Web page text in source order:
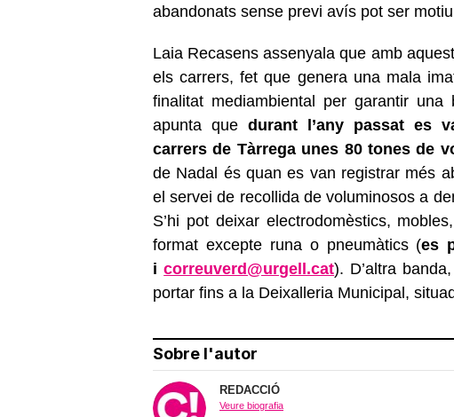
abandonats sense previ avís pot ser
Laia Recasens assenyala que amb
els carrers, fet que genera una mala
finalitat mediambiental per garantir
apunta que durant l’any passat es
carrers de Tàrrega unes 80 tones de
de Nadal és quan es van registrar més
el servei de recollida de voluminosos a
S’hi pot deixar electrodomèstics,
format excepte runa o pneumàtics (es
icorreuverd@urgell.cat). D’altra
portar fins a la Deixalleria Municipal,
Sobre l'autor
REDACCIÓ
Veure biografia